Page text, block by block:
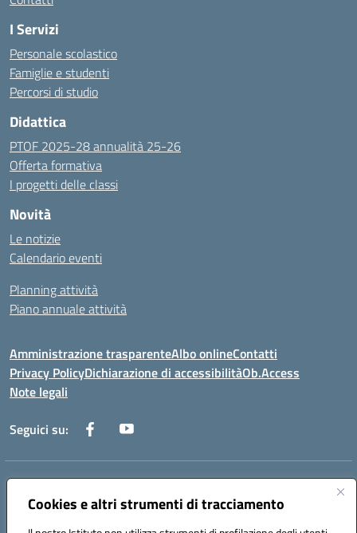
Cookies e altri strumenti di tracciamento
I Servizi
Personale scolastico
Famiglie e studenti
Percorsi di studio
Didattica
PTOF 2025-28 annualità 25-26
Offerta formativa
I progetti delle classi
Novità
Le notizie
Calendario eventi
Planning attività
Piano annuale attività
Amministrazione trasparenteAlbo onlineContatti
Privacy PolicyDichiarazione di accessibilitàOb.Access
Note legali
Seguici su:
Indirizzo:
Centralino:0733/815931 - 0733/784180